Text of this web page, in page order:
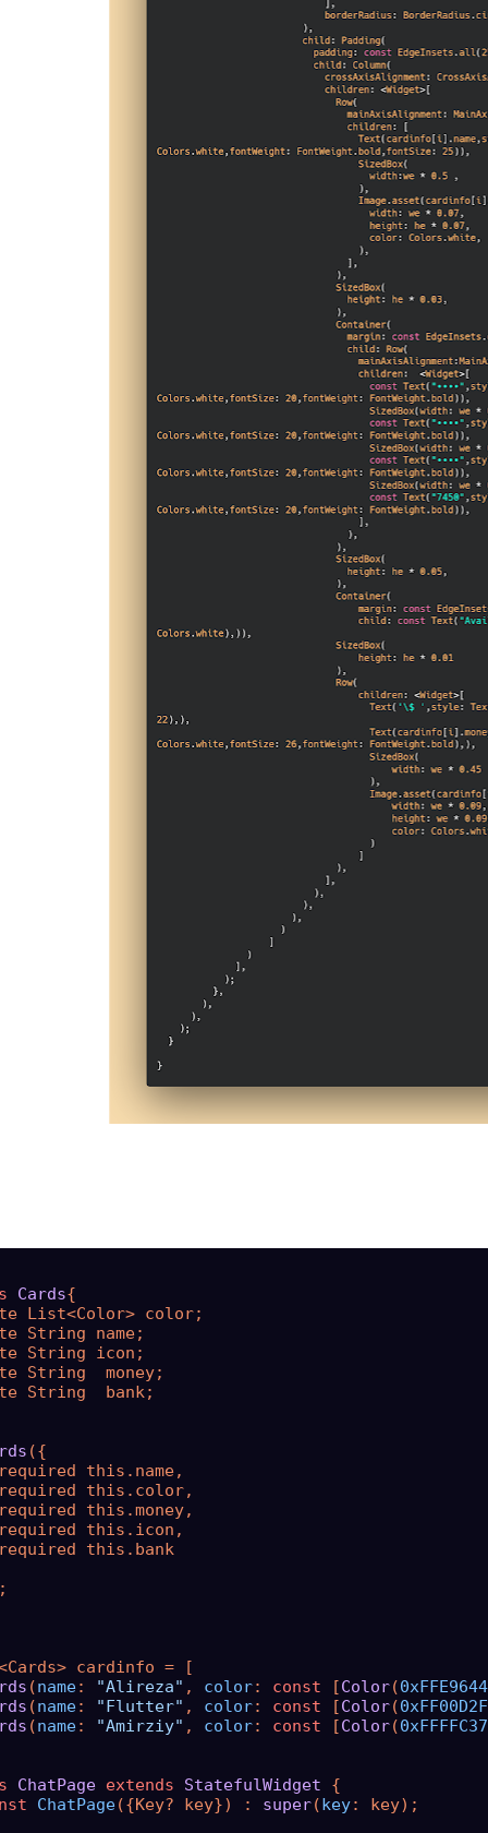
Cards{
List<Color> color;
String name;
String icon;
String  money;
String  bank;
({
this.name,
this.color,
this.money,
this.icon,
this.bank
cardinfo = [
(name: "Alireza" , color: const [Color(
(name: "Flutter" , color: const [Color(
(name: "Amirziy" , color: const [Color(
ChatPage extends StatefulWidget
{
ChatPage({Key? key}) : super(key: key);